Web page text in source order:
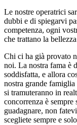
Le nostre operatrici
dubbi e di spiegarvi
competenza, ogni
che trattano la
Chi ci ha già provato
noi. La nostra fama è
soddisfatta, e allora
nostra grande
si tramuteranno in
concorrenza è sempre
guadagnare, non
scegliete sempre e solo